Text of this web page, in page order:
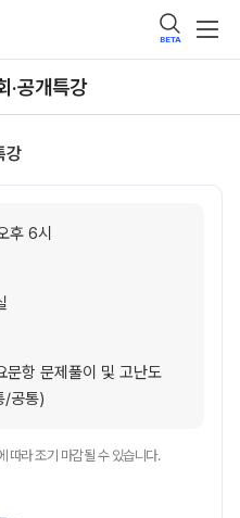
BETA
·공개특강
강
6시
문항 문제풀이 및 고난도
/공통)
따라 조기 마감될 수 있습니다.